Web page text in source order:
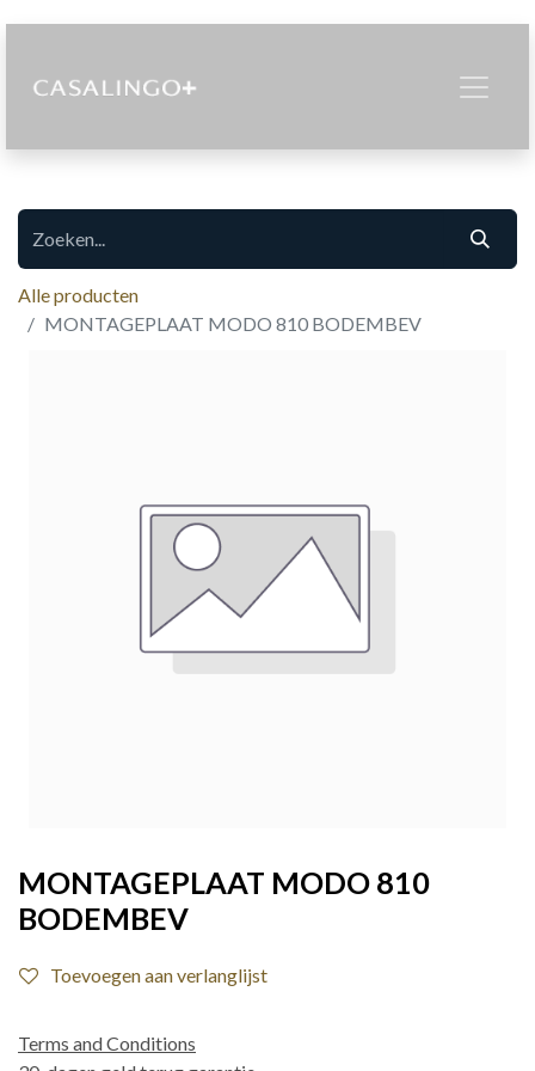
Alle producten
MONTAGEPLAAT MODO 810 BODEMBEV
MONTAGEPLAAT MODO 810
BODEMBEV
Toevoegen aan verlanglijst
Terms and Conditions